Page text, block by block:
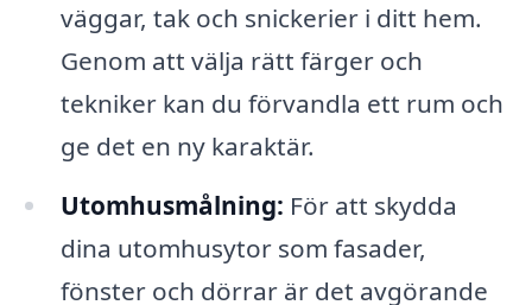
väggar, tak och snickerier i ditt hem.
Genom att välja rätt färger och
tekniker kan du förvandla ett rum och
ge det en ny karaktär.
Utomhusmålning: För att skydda
dina utomhusytor som fasader,
fönster och dörrar är det avgörande